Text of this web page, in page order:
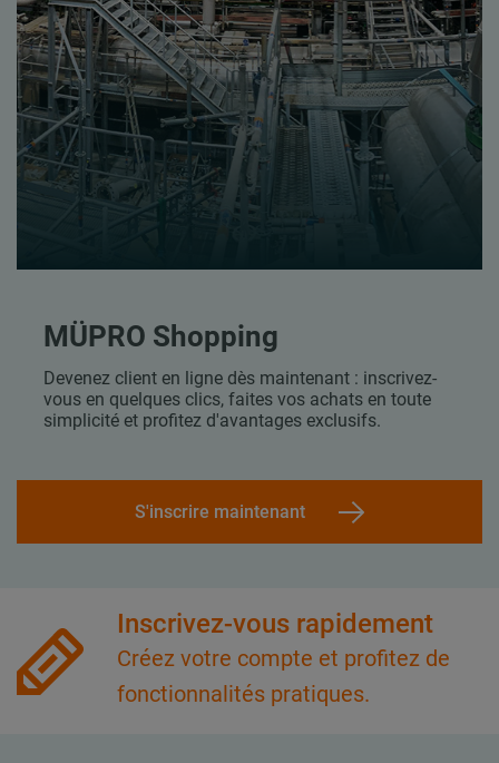
MÜPRO Shopping
Devenez client en ligne dès maintenant : inscrivez-
vous en quelques clics, faites vos achats en toute
simplicité et profitez d'avantages exclusifs.
S'inscrire maintenant
Inscrivez-vous rapidement
Créez votre compte et profitez de
fonctionnalités pratiques.